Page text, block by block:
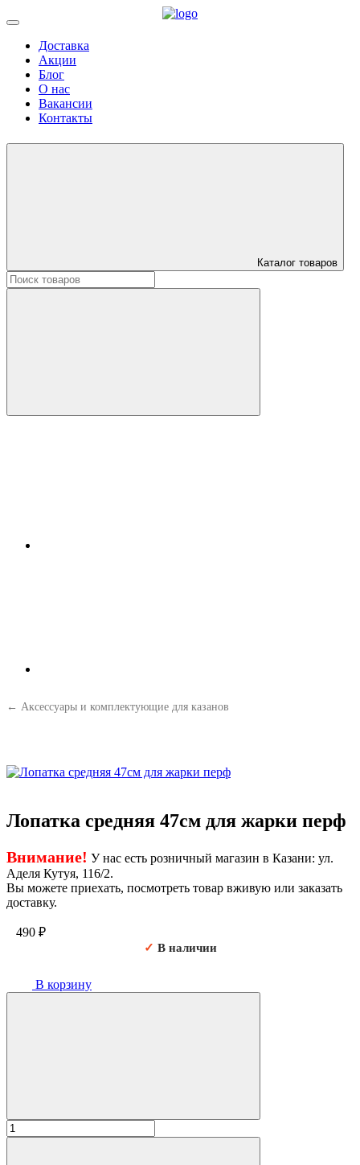
Доставка
Акции
Блог
О нас
Вакансии
Контакты
Каталог товаров
Искать:
← Аксессуары и комплектующие для казанов
Лопатка средняя 47см для жарки перф
Внимание! У нас есть розничный магазин в Казани: ул.
Аделя Кутуя, 116/2.
Вы можете приехать, посмотреть товар вживую или заказать
доставку.
490 ₽
✓ В наличии
В корзину
Количество
товара